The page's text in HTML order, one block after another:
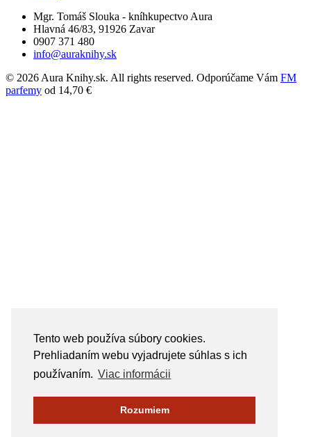
Tento web používa súbory cookies.
Prehliadaním webu vyjadrujete súhlas s ich
používaním. Viac informácii
Rozumiem
Mgr. Tomáš Slouka - kníhkupectvo Aura
Hlavná 46/83, 91926 Zavar
0907 371 480
info@auraknihy.sk
© 2026 Aura Knihy.sk. All rights reserved. Odporúčame Vám FM
parfemy od 14,70 €